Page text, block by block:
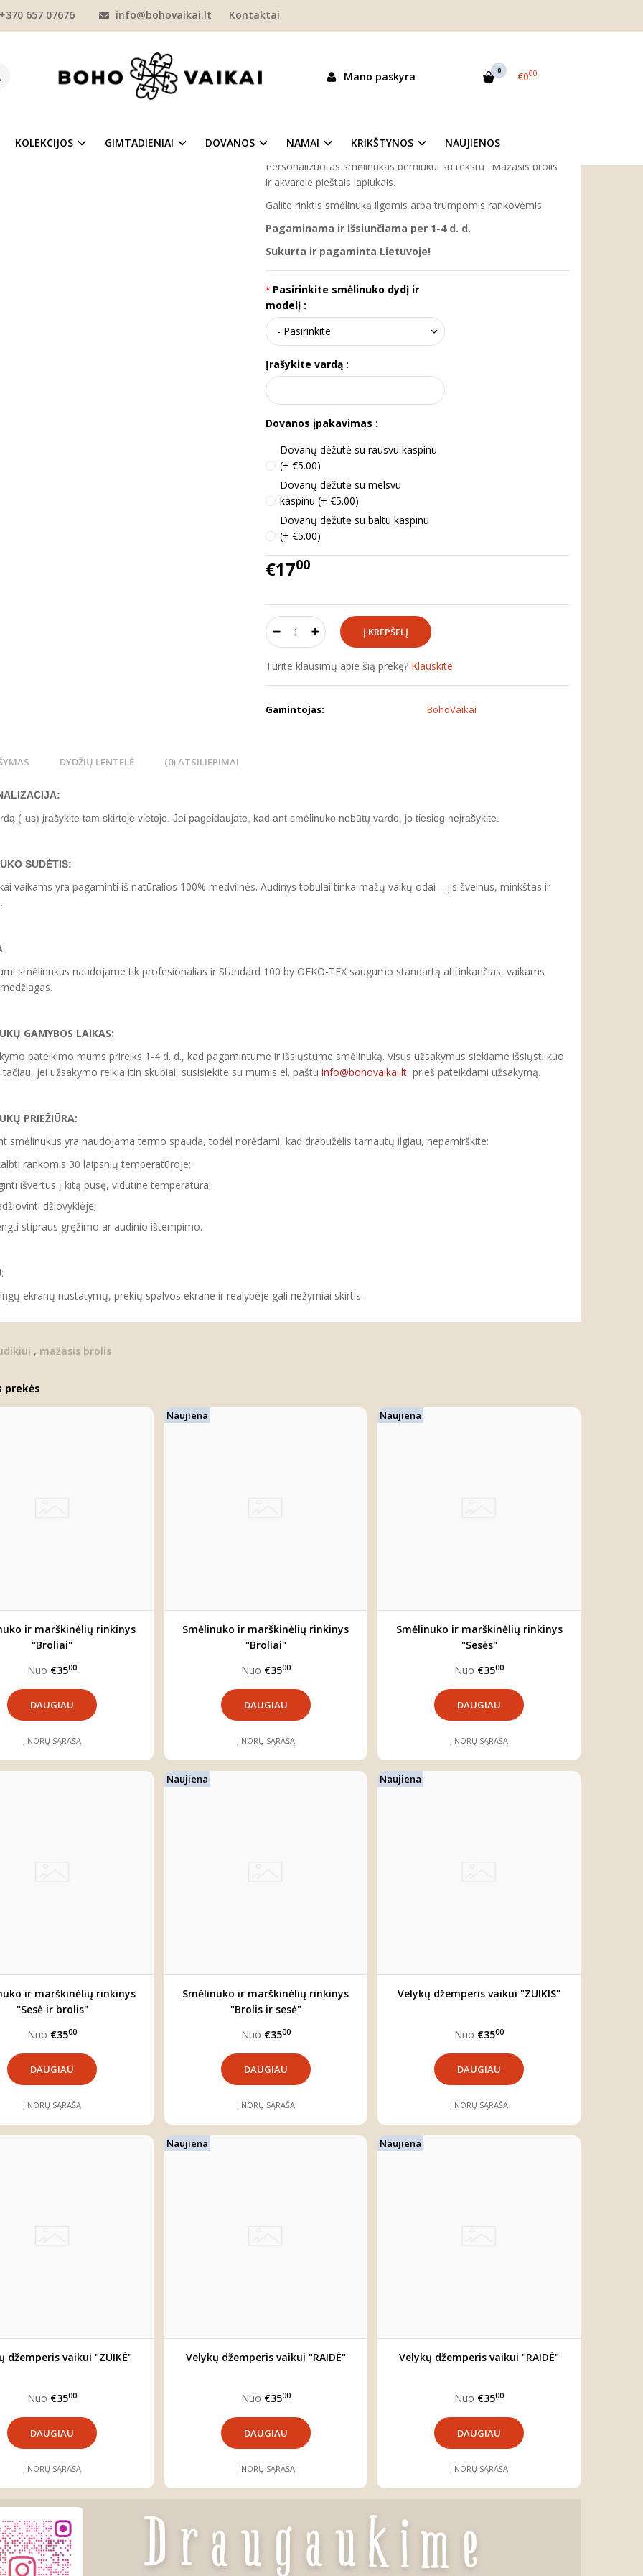
+370 657 07676 info@bohovaikai.lt Kontaktai
Mano paskyra 0 €000
KOLEKCIJOS GIMTADIENIAI DOVANOS NAMAI KRIKŠTYNOS NAUJIENOS
SMĖLINUKAS KŪDIKIUI "MAŽASIS BROLIS"
Personalizuotas smėlinukas berniukui su tekstu "Mažasis brolis"
ir akvarele pieštais lapiukais.
Galite rinktis smėlinuką ilgomis arba trumpomis rankovėmis.
Pagaminama ir išsiunčiama per 1-4 d. d.
Sukurta ir pagaminta Lietuvoje!
Pasirinkite smėlinuko dydį ir
modelį :
Įrašykite vardą :
Dovanos įpakavimas :
Dovanų dėžutė su rausvu kaspinu
(+ €5.00)
Dovanų dėžutė su melsvu
kaspinu (+ €5.00)
Dovanų dėžutė su baltu kaspinu
(+ €5.00)
€1700
Turite klausimų apie šią prekę? Klauskite
Gamintojas: BohoVaikai
DYDŽIŲ LENTELĖ (0) ATSILIEPIMAI
(-us) įrašykite tam skirtoje vietoje. Jei pageidaujate, kad ant smėlinuko nebūtų vardo, jo tiesiog neįrašykite.
SUDĖTIS:
vaikams yra pagaminti iš natūralios 100% medvilnės. Audinys tobulai tinka mažų vaikų odai – jis švelnus, minkštas ir
:
smėlinukus naudojame tik profesionalias ir Standard 100 by OEKO-TEX saugumo standartą atitinkančias, vaikams
GAMYBOS LAIKAS:
pateikimo mums prireiks 1-4 d. d., kad pagamintume ir išsiųstume smėlinuką. Visus užsakymus siekiame išsiųsti kuo
tačiau, jei užsakymo reikia itin skubiai, susisiekite su mumis el. paštu info@bohovaikai.lt, prieš pateikdami užsakymą.
PRIEŽIŪRA:
smėlinukus yra naudojama termo spauda, todėl norėdami, kad drabužėlis tarnautų ilgiau, nepamirškite:
rankomis 30 laipsnių temperatūroje;
išvertus į kitą pusę, vidutine temperatūra;
džiovyklėje;
stipraus gręžimo ar audinio ištempimo.
:
ekranų nustatymų, prekių spalvos ekrane ir realybėje gali nežymiai skirtis.
, mažasis brolis
prekės
ir marškinėlių rinkinys
"Broliai"
Nuo €3500
DAUGIAU
Į NORŲ SĄRAŠĄ
Naujiena
Smėlinuko ir marškinėlių rinkinys
"Broliai"
Nuo €3500
DAUGIAU
Į NORŲ SĄRAŠĄ
Naujiena
Smėlinuko ir marškinėlių rinkinys
"Sesės"
Nuo €3500
DAUGIAU
Į NORŲ SĄRAŠĄ
ir marškinėlių rinkinys
"Sesė ir brolis"
Nuo €3500
DAUGIAU
Į NORŲ SĄRAŠĄ
Naujiena
Smėlinuko ir marškinėlių rinkinys
"Brolis ir sesė"
Nuo €3500
DAUGIAU
Į NORŲ SĄRAŠĄ
Naujiena
Velykų džemperis vaikui "ZUIKIS"
Nuo €3500
DAUGIAU
Į NORŲ SĄRAŠĄ
džemperis vaikui "ZUIKĖ"
Nuo €3500
DAUGIAU
Į NORŲ SĄRAŠĄ
Naujiena
Velykų džemperis vaikui "RAIDĖ"
Nuo €3500
DAUGIAU
Į NORŲ SĄRAŠĄ
Naujiena
Velykų džemperis vaikui "RAIDĖ"
Nuo €3500
DAUGIAU
Į NORŲ SĄRAŠĄ